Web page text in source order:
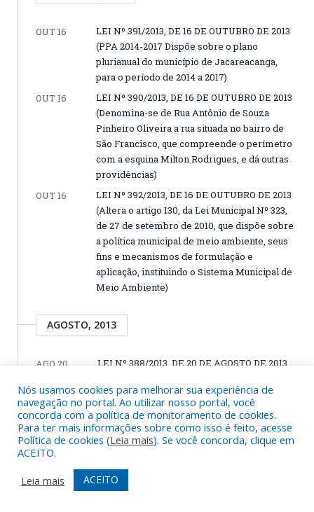
OUT 16
LEI Nº 391/2013, DE 16 DE OUTUBRO DE 2013
(PPA 2014-2017 Dispõe sobre o plano
plurianual do município de Jacareacanga,
para o período de 2014 a 2017)
OUT 16
LEI Nº 390/2013, DE 16 DE OUTUBRO DE 2013
(Denomina-se de Rua Antônio de Souza
Pinheiro Oliveira a rua situada no bairro de
São Francisco, que compreende o perímetro
com a esquina Milton Rodrigues, e dá outras
providências)
OUT 16
LEI Nº 392/2013, DE 16 DE OUTUBRO DE 2013
(Altera o artigo 130, da Lei Municipal Nº 323,
de 27 de setembro de 2010, que dispõe sobre
a política municipal de meio ambiente, seus
fins e mecanismos de formulação e
aplicação, instituindo o Sistema Municipal de
Meio Ambiente)
AGOSTO, 2013
AGO 20
LEI Nº 388/2013, DE 20 DE AGOSTO DE 2013
Lei Nº 328, de 15 de dezembro de 2010 que
reestrutura o Plano de Carreira, Cargos e
Remuneração dos profissionais da educação
pública do Município de Jacareacanga, e dá
JULHO, 2013
Nós usamos cookies para melhorar sua experiência de
navegação no portal. Ao utilizar nosso portal, você
concorda com a política de monitoramento de cookies.
Para ter mais informações sobre como isso é feito, acesse
Política de cookies (Leia mais). Se você concorda, clique em
ACEITO.
Leia mais
ACEITO